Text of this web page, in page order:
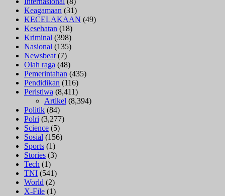
Keagamaan (31)
KECELAKAAN (49)
Kesehatan (18)
Kriminal (398)
Nasional (135)
Newsbeat (7)
Olah raga (48)
Pemerintahan (435)
Pendidikan (116)
Peristiwa (8,411)
Artikel (8,394)
Politik (84)
Polri (3,277)
Science (5)
Sosial (156)
Sports (1)
Stories (3)
Tech (1)
TNI (541)
World (2)
X-File (1)